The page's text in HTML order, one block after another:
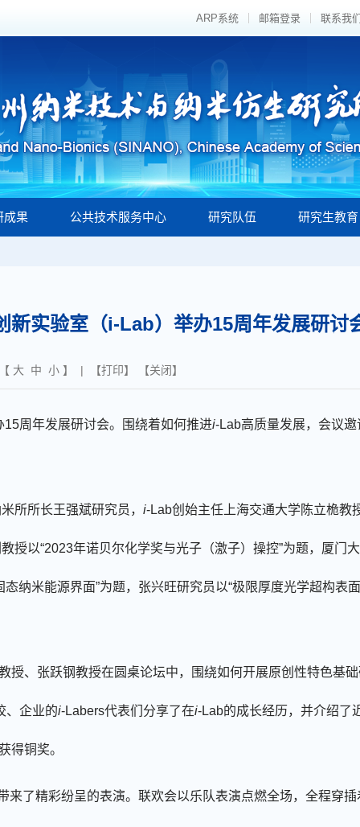
ARP系统 邮箱登录 联系我
成果 公共技术服务中心 研究队伍 研究生教育
新实验室（i-Lab）举办15周年发展研讨
大 中 小 】 | 【打印】 【关闭】
15周年发展研讨会。 围绕着如何推进i-Lab高质量发展，会议
所所长王强斌研究员， i-Lab创始主任 上海交通大学陈立桅教
授以“2023年诺贝尔化学奖与光子（激子）操控”为题，厦门
态纳米能源界面”为题，张兴旺研究员以“极限厚度光学超构表
授、张跃钢教授在 圆桌论坛中， 围绕如何开展原创性特色基
、企业的i-Labers代表们 分享了在i-Lab的成长经历，并介绍了
得铜奖。
来了精彩纷呈的表演。联欢会以乐队表演点燃全场， 全程穿插